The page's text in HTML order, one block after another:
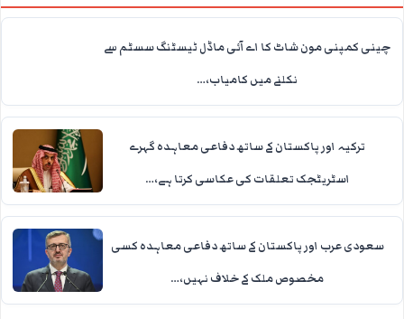
چینی کمپنی مون شاٹ کا اے آئی ماڈل ٹیسٹنگ سسٹم سے
نکلنے میں کامیاب،…
ترکیہ اور پاکستان کے ساتھ دفاعی معاہدہ گہرے
اسٹریٹجک تعلقات کی عکاسی کرتا ہے،…
سعودی عرب اور پاکستان کے ساتھ دفاعی معاہدہ کسی
مخصوص ملک کے خلاف نہیں،…